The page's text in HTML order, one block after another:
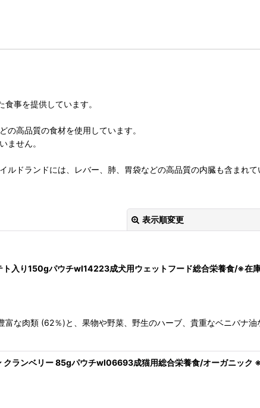
事を提供しています。
高品質の食材を使用しています。
ません。
ドランドには、レバー、肺、胃袋などの高品質の内臓も含まれて
表示順変更
入り150gパウチwl14223成犬用ウェットフード総合栄養食/※在
な肉類 (62％)と、果物や野菜、野生のハーブ、貴重なベニバナ
クランベリー 85gパウチwl06693成猫用総合栄養食/オーガニック